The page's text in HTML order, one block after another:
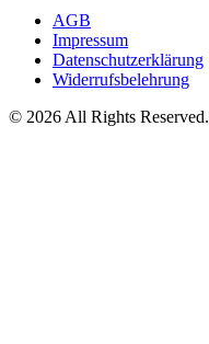
AGB
Impressum
Datenschutzerklärung
Widerrufsbelehrung
© 2026 All Rights Reserved.